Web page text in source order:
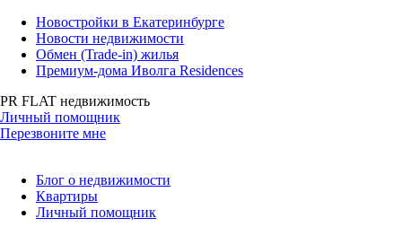
Новостройки в Екатеринбурге
Новости недвижимости
Обмен (Trade-in) жилья
Премиум-дома Иволга Residences
PR FLAT недвижимость
Личный помощник
Перезвоните мне
Блог о недвижимости
Квартиры
Личный помощник